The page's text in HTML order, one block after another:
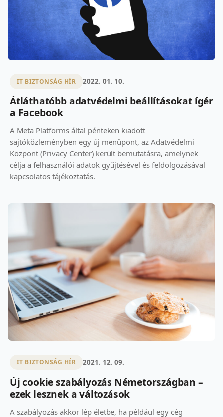
IT BIZTONSÁG HÍR 2022. 01. 10.
Átláthatóbb adatvédelmi beállításokat ígér
a Facebook
A Meta Platforms által pénteken kiadott
sajtóközleményben egy új menüpont, az Adatvédelmi
Központ (Privacy Center) került bemutatásra, amelynek
célja a felhasználói adatok gyűjtésével és feldolgozásával
kapcsolatos tájékoztatás.
IT BIZTONSÁG HÍR 2021. 12. 09.
Új cookie szabályozás Németországban –
ezek lesznek a változások
A szabályozás akkor lép életbe, ha például egy cég